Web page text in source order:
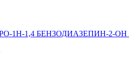
1Н-1,4 БЕНЗОДИАЗЕПИН-2-ОН